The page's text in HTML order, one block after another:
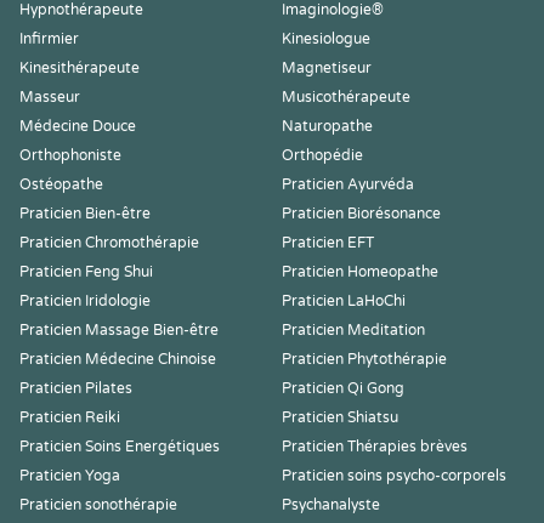
Hypnothérapeute
Imaginologie®
Infirmier
Kinesiologue
Kinesithérapeute
Magnetiseur
Masseur
Musicothérapeute
Médecine Douce
Naturopathe
Orthophoniste
Orthopédie
Ostéopathe
Praticien Ayurvéda
Praticien Bien-être
Praticien Biorésonance
Praticien Chromothérapie
Praticien EFT
Praticien Feng Shui
Praticien Homeopathe
Praticien Iridologie
Praticien LaHoChi
Praticien Massage Bien-être
Praticien Meditation
Praticien Médecine Chinoise
Praticien Phytothérapie
Praticien Pilates
Praticien Qi Gong
Praticien Reiki
Praticien Shiatsu
Praticien Soins Energétiques
Praticien Thérapies brèves
Praticien Yoga
Praticien soins psycho-corporels
Praticien sonothérapie
Psychanalyste